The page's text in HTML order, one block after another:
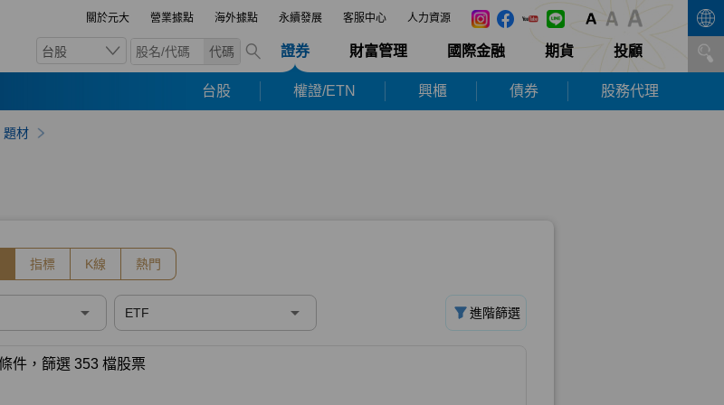
關於元大 營業據點 海外據點 永續發展 客服中心 人力資源
台股 代碼 證券 財富管理 國際金融 期貨 投顧
台股 權證/ETN 興櫃 債券 股務代理
題材